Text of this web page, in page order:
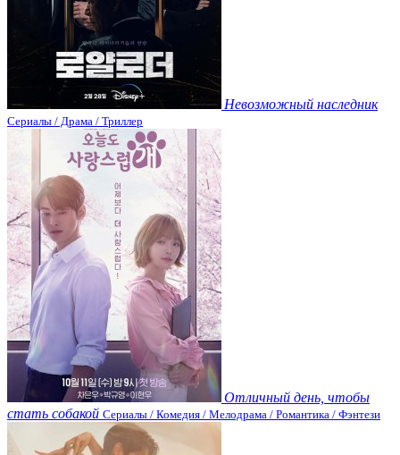
Невозможный наследник
Сериалы / Драма / Триллер
Отличный день, чтобы
стать собакой Сериалы / Комедия / Мелодрама / Романтика / Фэнтези